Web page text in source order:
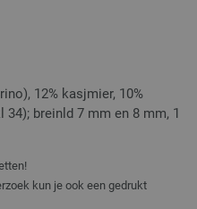
12% kasjmier, 10%
breinld 7 mm en 8 mm, 1
kun je ook een gedrukt